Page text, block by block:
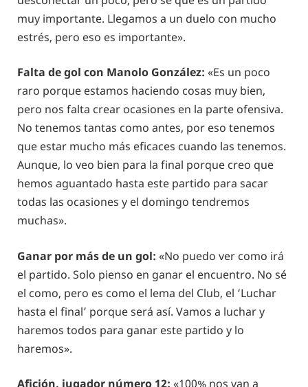
muy importante. Llegamos a un duelo con mucho
estrés, pero eso es importante».
Falta de gol con Manolo González: «Es un poco
raro porque estamos haciendo cosas muy bien,
pero nos falta crear ocasiones en la parte ofensiva.
No tenemos tantas como antes, por eso tenemos
que estar mucho más eficaces cuando las tenemos.
Aunque, lo veo bien para la final porque creo que
hemos aguantado hasta este partido para sacar
todas las ocasiones y el domingo tendremos
muchas».
Ganar por más de un gol: «No puedo ver como irá
el partido. Solo pienso en ganar el encuentro. No sé
el como, pero es como el lema del Club, el ‘Luchar
hasta el final’ porque será así. Vamos a luchar y
haremos todos para ganar este partido y lo
haremos».
Afición, jugador número 12: «100% nos van a